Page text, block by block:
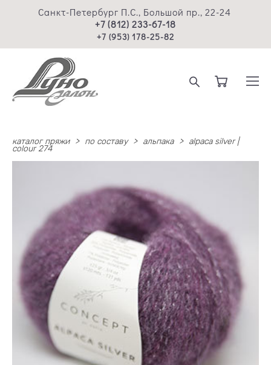
Санкт-Петербург П.С., Большой пр., 22-24
+7 (812) 233-67-18
+7 (953) 178-25-82
каталог пряжи > по составу > альпака >
alpaca silver |
colour 274